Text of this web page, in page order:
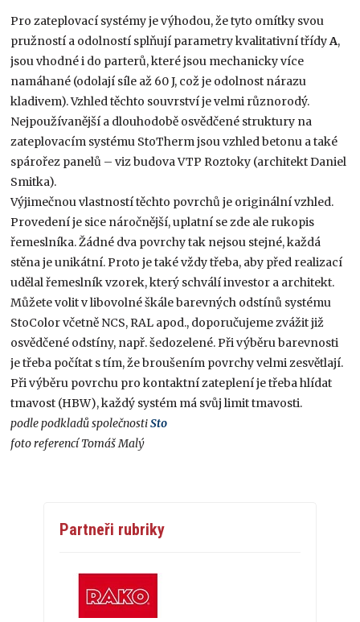
Pro zateplovací systémy je výhodou, že tyto omítky svou
pružností a odolností splňují parametry kvalitativní třídyA,
jsou vhodné i do parterů, které jsou mechanicky více
namáhané (odolají síle až 60 J, což je odolnost nárazu
kladivem). Vzhled těchto souvrství je velmi různorodý.
Nejpoužívanější a dlouhodobě osvědčené struktury na
zateplovacím systému StoTherm jsou vzhled betonu a také
spárořez panelů – viz budova VTP Roztoky (architekt Daniel
Smitka).
Výjimečnou vlastností těchto povrchů je originální vzhled.
Provedení je sice náročnější, uplatní se zde ale rukopis
řemeslníka. Žádné dva povrchy tak nejsou stejné, každá
stěna je unikátní. Proto je také vždy třeba, aby před realizací
udělal řemeslník vzorek, který schválí investor a architekt.
Můžete volit v libovolné škále barevných odstínů systému
StoColor včetně NCS, RAL apod., doporučujeme zvážit již
osvědčené odstíny, např. šedozelené. Při výběru barevnosti
je třeba počítat s tím, že broušením povrchy velmi zesvětlají.
Při výběru povrchu pro kontaktní zateplení je třeba hlídat
tmavost (HBW), každý systém má svůj limit tmavosti.
podle podkladů společnostiSto
foto referencí Tomáš Malý
Partneři rubriky